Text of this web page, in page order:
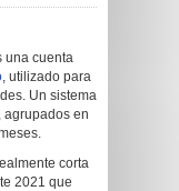
una cuenta
, utilizado para
Un sistema
agrupados en
corta
2021 que